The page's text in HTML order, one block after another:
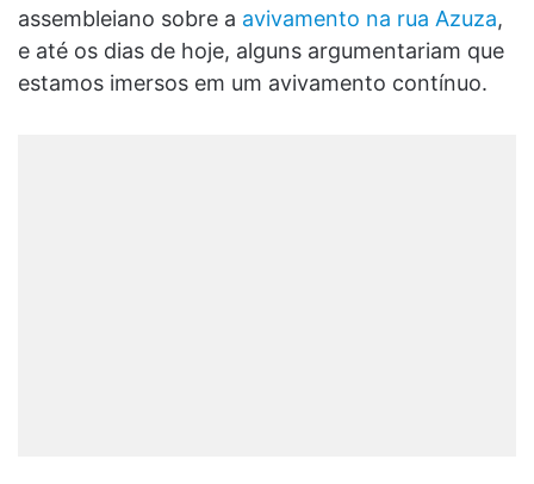
assembleiano sobre a avivamento na rua Azuza,
e até os dias de hoje, alguns argumentariam que
estamos imersos em um avivamento contínuo.